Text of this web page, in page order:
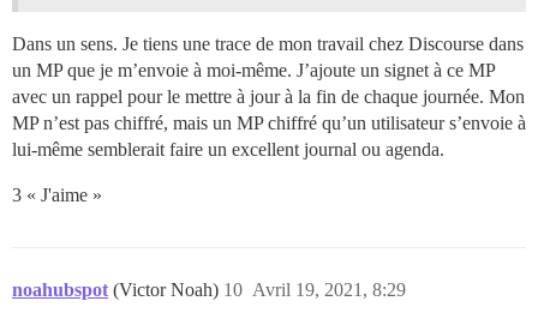
Dans un sens. Je tiens une trace de mon travail chez Discourse dans
un MP que je m’envoie à moi-même. J’ajoute un signet à ce MP
avec un rappel pour le mettre à jour à la fin de chaque journée. Mon
MP n’est pas chiffré, mais un MP chiffré qu’un utilisateur s’envoie à
lui-même semblerait faire un excellent journal ou agenda.
3 « J'aime »
noahubspot (Victor Noah) Avril 19, 2021, 8:29
10